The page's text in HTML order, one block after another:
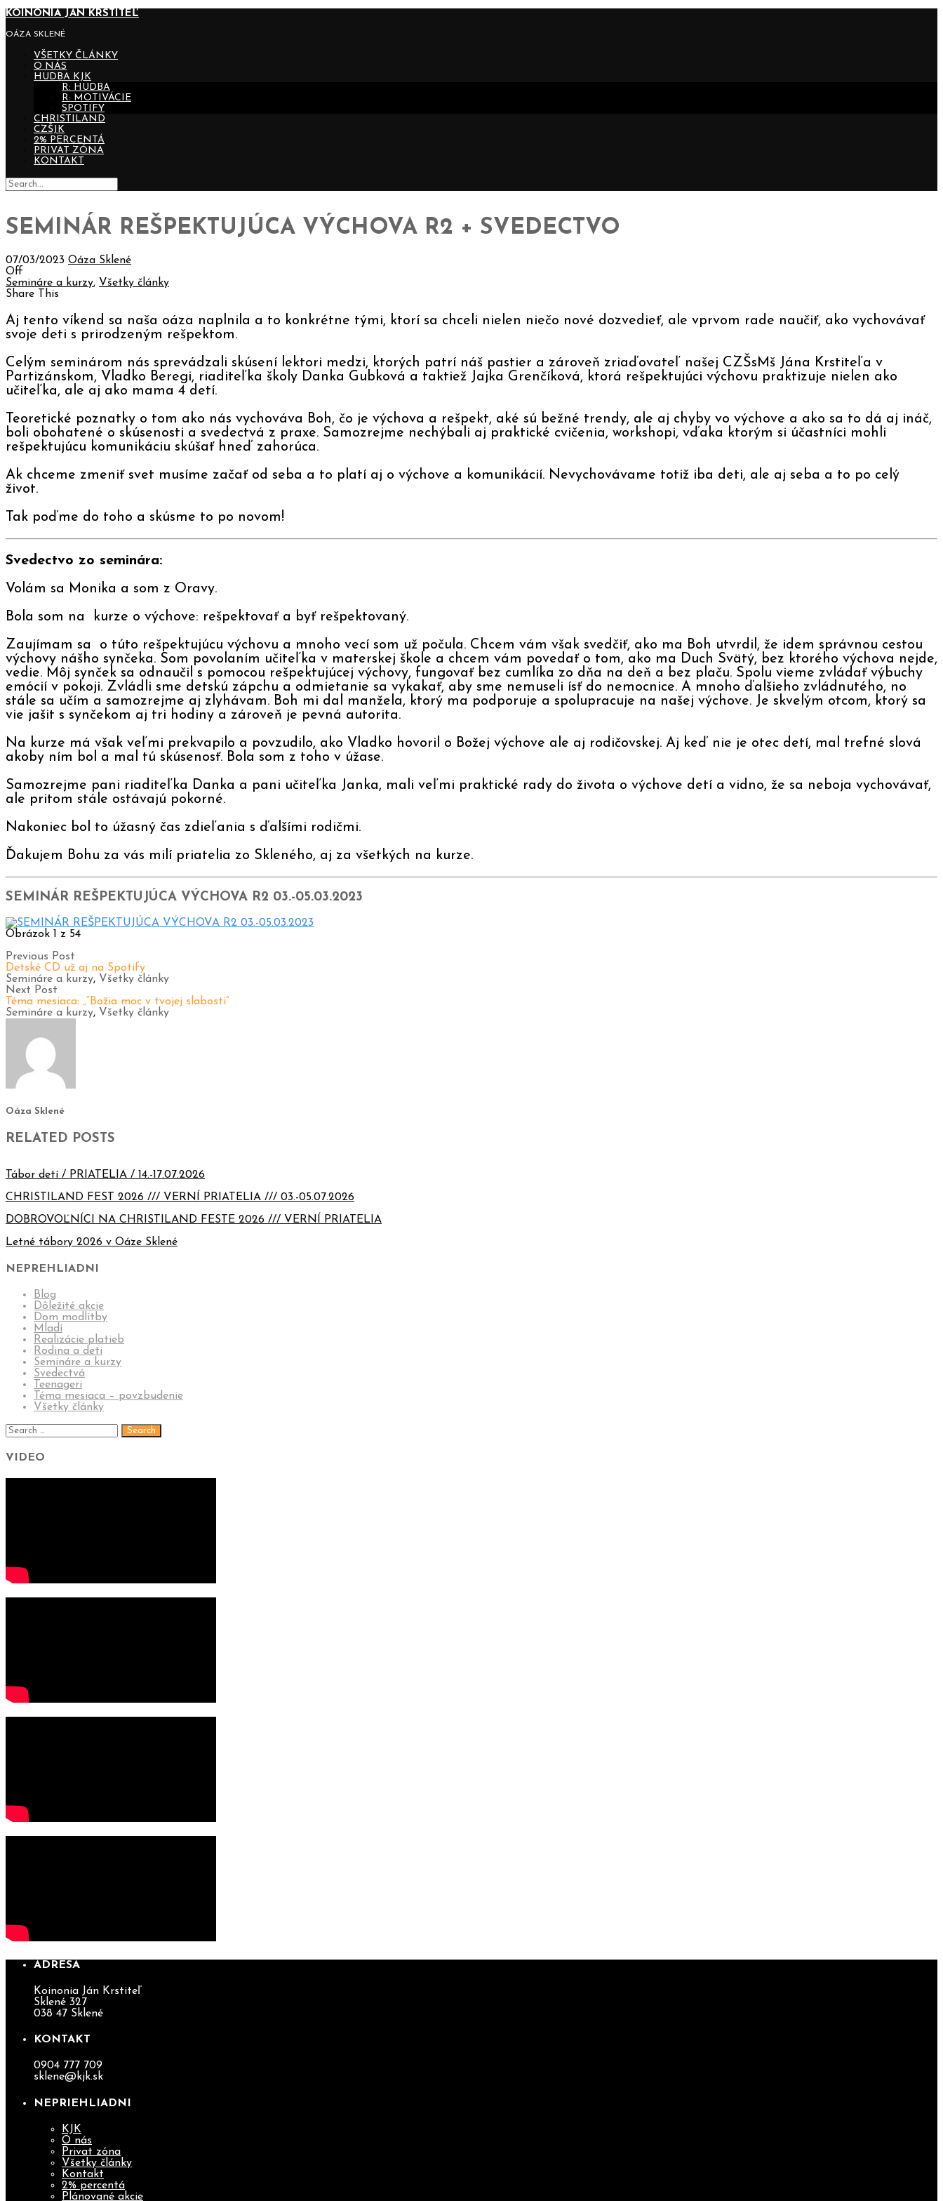
KOINONIA JÁN KRSTITEĽ
OÁZA SKLENÉ
VŠETKY ČLÁNKY
O NÁS
HUDBA KJK
R: HUDBA
R: MOTIVÁCIE
SPOTIFY
CHRISTILAND
CZŠJK
2% PERCENTÁ
PRIVAT ZÓNA
KONTAKT
SEMINÁR REŠPEKTUJÚCA VÝCHOVA R2 + SVEDECTVO
07/03/2023 Oáza Sklené
Off
Semináre a kurzy, Všetky články
Share This
Aj tento víkend sa naša oáza naplnila a to konkrétne tými, ktorí sa chceli nielen niečo nové dozvedieť, ale vprvom rade naučiť, ako vychovávať
svoje deti s prirodzeným rešpektom.
Celým seminárom nás sprevádzali skúsení lektori medzi, ktorých patrí náš pastier a zároveň zriaďovateľ našej CZŠsMš Jána Krstiteľa v
Partizánskom, Vladko Beregi, riaditeľka školy Danka Gubková a taktiež Jajka Grenčíková, ktorá rešpektujúci výchovu praktizuje nielen ako
učiteľka, ale aj ako mama 4 detí.
Teoretické poznatky o tom ako nás vychováva Boh, čo je výchova a rešpekt, aké sú bežné trendy, ale aj chyby vo výchove a ako sa to dá aj ináč,
boli obohatené o skúsenosti a svedectvá z praxe. Samozrejme nechýbali aj praktické cvičenia, workshopi, vďaka ktorým si účastníci mohli
rešpektujúcu komunikáciu skúšať hneď zahorúca.
Ak chceme zmeniť svet musíme začať od seba a to platí aj o výchove a komunikácií. Nevychovávame totiž iba deti, ale aj seba a to po celý
život.
Tak poďme do toho a skúsme to po novom!
Svedectvo zo seminára:
Volám sa Monika a som z Oravy.
Bola som na kurze o výchove: rešpektovať a byť rešpektovaný.
Zaujímam sa o túto rešpektujúcu výchovu a mnoho vecí som už počula. Chcem vám však svedčiť, ako ma Boh utvrdil, že idem správnou cestou
výchovy nášho synčeka. Som povolaním učiteľka v materskej škole a chcem vám povedať o tom, ako ma Duch Svätý, bez ktorého výchova nejde,
vedie. Môj synček sa odnaučil s pomocou rešpektujúcej výchovy, fungovať bez cumlíka zo dňa na deň a bez plaču. Spolu vieme zvládať výbuchy
emócií v pokoji. Zvládli sme detskú zápchu a odmietanie sa vykakať, aby sme nemuseli ísť do nemocnice. A mnoho ďalšieho zvládnutého, no
stále sa učím a samozrejme aj zlyhávam. Boh mi dal manžela, ktorý ma podporuje a spolupracuje na našej výchove. Je skvelým otcom, ktorý sa
vie jašit s synčekom aj tri hodiny a zároveň je pevná autorita.
Na kurze má však veľmi prekvapilo a povzudilo, ako Vladko hovoril o Božej výchove ale aj rodičovskej. Aj keď nie je otec detí, mal trefné slová
akoby ním bol a mal tú skúsenosť. Bola som z toho v úžase.
Samozrejme pani riaditeľka Danka a pani učiteľka Janka, mali veľmi praktické rady do života o výchove detí a vidno, že sa neboja vychovávať,
ale pritom stále ostávajú pokorné.
Nakoniec bol to úžasný čas zdieľania s ďalšími rodičmi.
Ďakujem Bohu za vás milí priatelia zo Skleného, aj za všetkých na kurze.
SEMINÁR REŠPEKTUJÚCA VÝCHOVA R2 03.-05.03.2023
Obrázok 1 z 54
Previous Post
Detské CD už aj na Spotify
Semináre a kurzy, Všetky články
Next Post
Téma mesiaca: „“Božia moc v tvojej slabosti“
Semináre a kurzy, Všetky články
Oáza Sklené
RELATED POSTS
Tábor detí / PRIATELIA / 14.-17.07.2026
CHRISTILAND FEST 2026 /// VERNÍ PRIATELIA /// 03.-05.07.2026
DOBROVOĽNÍCI NA CHRISTILAND FESTE 2026 /// VERNÍ PRIATELIA
Letné tábory 2026 v Oáze Sklené
NEPREHLIADNI
Blog
Dôležité akcie
Dom modlitby
Mladí
Realizácie platieb
Rodina a deti
Semináre a kurzy
Svedectvá
Teenageri
Téma mesiaca – povzbudenie
Všetky články
VIDEO
ADRESA
Koinonia Ján Krstiteľ
Sklené 327
038 47 Sklené
KONTAKT
0904 777 709
sklene@kjk.sk
NEPRIEHLIADNI
KJK
O nás
Privat zóna
Všetky články
Kontakt
2% percentá
Plánované akcie